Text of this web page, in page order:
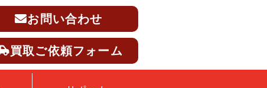
お問い合わせ
買取ご依頼フォーム